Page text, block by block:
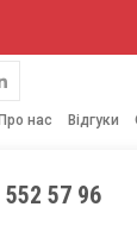
Про нас Відгуки
552 57 96